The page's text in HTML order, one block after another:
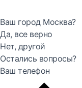
Ваш город Москва?
Да, все верно
Нет, другой
Остались вопросы?
Ваш телефон